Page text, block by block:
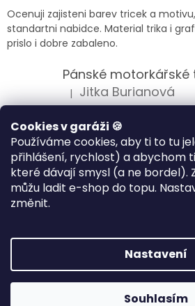
Cookies v garáži 🍪
Používáme cookies, aby ti to tu
přihlášení, rychlost) a abychom
které dávají smysl (a ne bordel).
můžu ladit e-shop do topu.
změnit.
Nastavení
Souhlasím
Ocenuji zajisteni barev tricek a
standartni nabidce. Material trika i
prislo i dobre zabaleno.
Hodnocení produktu je 5 z
| Jitka Burianová
Splnil očekávání na jedničku
Hodnocení produktu je 5 z
| Klára Musilová
Jsem velice spokojena, velmi kvalitni
Vytvořil